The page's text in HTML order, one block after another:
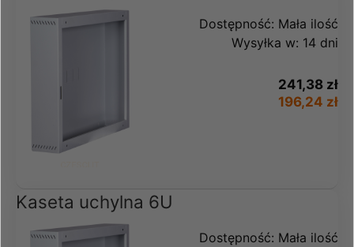
Dostępność: Mała ilość
Wysyłka w: 14 dni
241,38 zł
196,24 zł
Kaseta uchylna 6U
Dostępność: Mała ilość